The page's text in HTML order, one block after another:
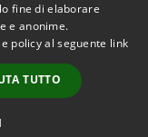
© 2026 • Comune di
•
Accesso
redazione
fine di elaborare
e anonime.
policy al seguente link
TUTTO